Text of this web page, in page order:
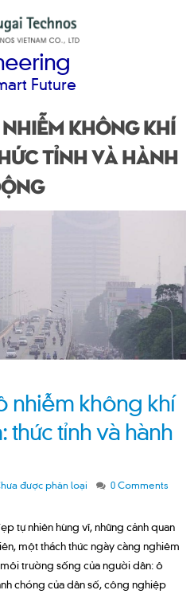
Future
không khí
tỉnh và hành
nhiễm không khí
thức tỉnh và hành
được phân loại 0 Comments
tự nhiên hùng vĩ, những cảnh quan
một thách thức ngày càng nghiêm
trường sống của người dân: ô
chóng của dân số, công nghiệp